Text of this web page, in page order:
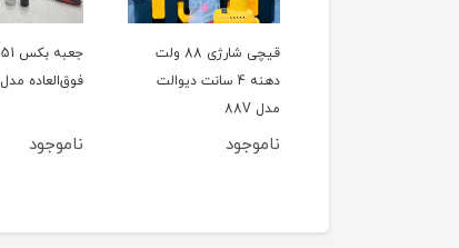
قیچی شارژی 88 ولت
دهنه 4 سانت دیوالت
مدل 88V
ناموجود
فوق‌العاده مدل ET_151
ناموجود